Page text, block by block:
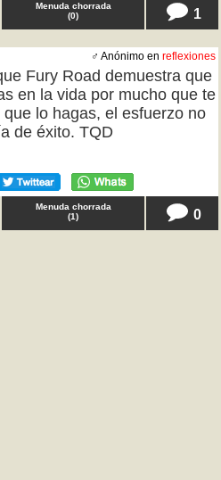
Menuda chorrada
(0) 1
♂ Anónimo en reflexiones
Fury Road demuestra que
en la vida por mucho que te
lo hagas, el esfuerzo no
de éxito. TQD
Menuda chorrada
(1) 0